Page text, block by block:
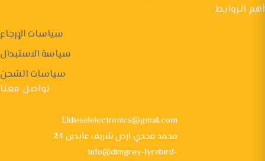
أهم الروابط
سياسات الإرجاع
سياسة الاستبدال
سياسات الشحن
تواصل معنا
Eldieselelectronics@gmail.com
24 محمد مجدي ارض شريف عابدين
info@dimgrey-lyrebird-